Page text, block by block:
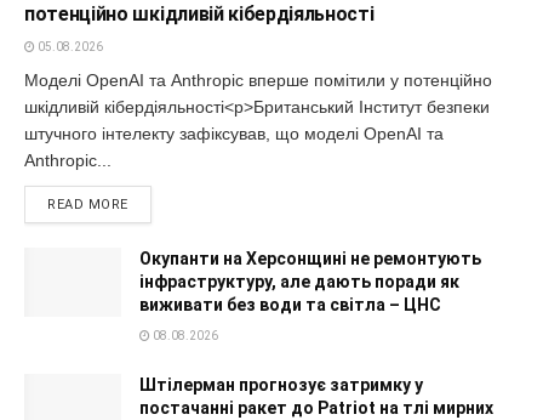
потенційно шкідливій кібердіяльності
05.08.2026
Моделі OpenAI та Anthropic вперше помітили у потенційно
шкідливій кібердіяльності<p>Британський Інститут безпеки
штучного інтелекту зафіксував, що моделі OpenAI та
Anthropic...
READ MORE
Окупанти на Херсонщині не ремонтують
інфраструктуру, але дають поради як
виживати без води та світла – ЦНС
08.08.2026
Штілерман прогнозує затримку у
постачанні ракет до Patriot на тлі мирних